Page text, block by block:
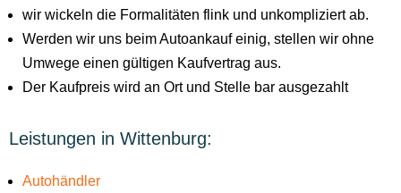
wir wickeln die Formalitäten flink und unkompliziert ab.
Werden wir uns beim Autoankauf einig, stellen wir ohne
Umwege einen gültigen Kaufvertrag aus.
Der Kaufpreis wird an Ort und Stelle bar ausgezahlt
Leistungen in Wittenburg:
Autohändler